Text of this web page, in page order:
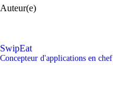
Auteur(e)
SwipEat
Concepteur d'applications en chef